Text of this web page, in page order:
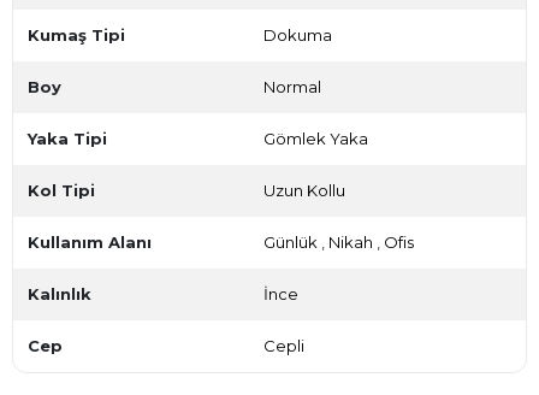
Kumaş Tipi Dokuma
Boy Normal
Yaka Tipi Gömlek Yaka
Kol Tipi Uzun Kollu
Kullanım Alanı Günlük , Nikah , Ofis
Kalınlık İnce
Cep Cepli